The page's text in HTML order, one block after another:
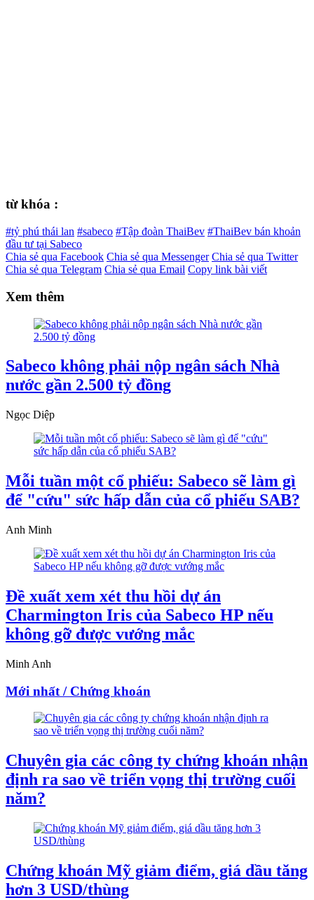
từ khóa :
#tỷ phú thái lan #sabeco #Tập đoàn ThaiBev #ThaiBev bán khoản
đầu tư tại Sabeco
Chia sẻ qua Facebook Chia sẻ qua Messenger Chia sẻ qua Twitter
Chia sẻ qua Telegram Chia sẻ qua Email Copy link bài viết
Xem thêm
Sabeco không phải nộp ngân sách Nhà
nước gần 2.500 tỷ đồng
Ngọc Diệp
Mỗi tuần một cổ phiếu: Sabeco sẽ làm gì
để "cứu" sức hấp dẫn của cổ phiếu SAB?
Anh Minh
Đề xuất xem xét thu hồi dự án
Charmington Iris của Sabeco HP nếu
không gỡ được vướng mắc
Minh Anh
Mới nhất / Chứng khoán
Chuyên gia các công ty chứng khoán nhận
định ra sao về triển vọng thị trường cuối
năm?
Chứng khoán Mỹ giảm điểm, giá dầu tăng
hơn 3 USD/thùng